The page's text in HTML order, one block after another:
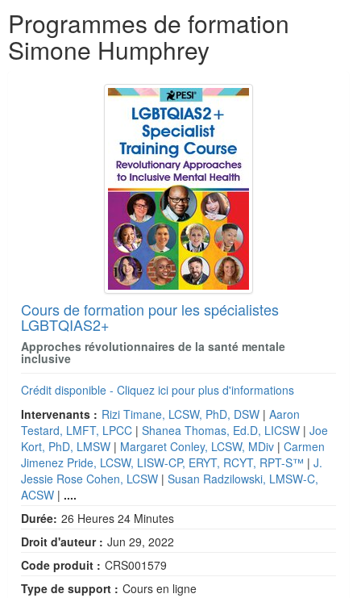
Programmes de formation
Simone Humphrey
Cours de formation pour les spécialistes
LGBTQIAS2+
Approches révolutionnaires de la santé mentale
inclusive
Crédit disponible - Cliquez ici pour plus d'informations
Intervenants : Rizi Timane, LCSW, PhD, DSW | Aaron
Testard, LMFT, LPCC | Shanea Thomas, Ed.D, LICSW | Joe
Kort, PhD, LMSW | Margaret Conley, LCSW, MDiv | Carmen
Jimenez Pride, LCSW, LISW-CP, ERYT, RCYT, RPT-S™ | J.
Jessie Rose Cohen, LCSW | Susan Radzilowski, LMSW-C,
ACSW | ....
Durée: 26 Heures 24 Minutes
Droit d'auteur : Jun 29, 2022
Code produit : CRS001579
Type de support : Cours en ligne